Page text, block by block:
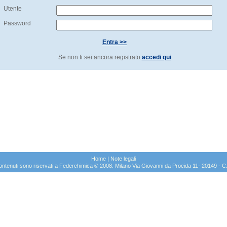
Utente
Password
Entra >>
Se non ti sei ancora registrato accedi qui
Home | Note legali
sono riservati a Federchimica © 2008. Milano Via Giovanni da Procida 11- 20149 -